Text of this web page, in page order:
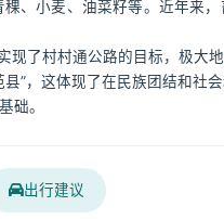
、小麦、油菜籽等。近年来
了村村通公路的目标，极大
”，这体现了在民族团结和社
础。
出行建议